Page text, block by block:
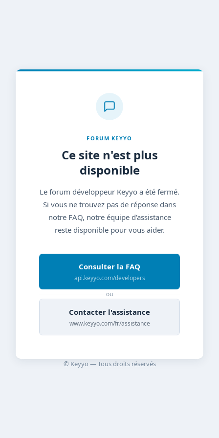
FORUM KEYYO
Ce site n'est plus
disponible
Le forum développeur Keyyo a été fermé.
Si vous ne trouvez pas de réponse dans
notre FAQ, notre équipe d'assistance
reste disponible pour vous aider.
Consulter la FAQ
api.keyyo.com/developers
ou
Contacter l'assistance
www.keyyo.com/fr/assistance
© Keyyo — Tous droits réservés